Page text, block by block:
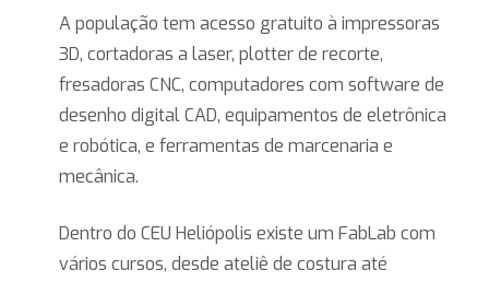
A população tem acesso gratuito à impressoras
3D, cortadoras a laser, plotter de recorte,
fresadoras CNC, computadores com software de
desenho digital CAD, equipamentos de eletrônica
e robótica, e ferramentas de marcenaria e
mecânica.
Dentro do CEU Heliópolis existe um FabLab com
vários cursos, desde ateliê de costura até